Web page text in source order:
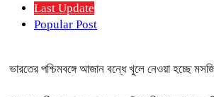
Last Update
Popular Post
ভারতের পশ্চিমবঙ্গে আজান বন্ধে খুলে নেওয়া হচ্ছে